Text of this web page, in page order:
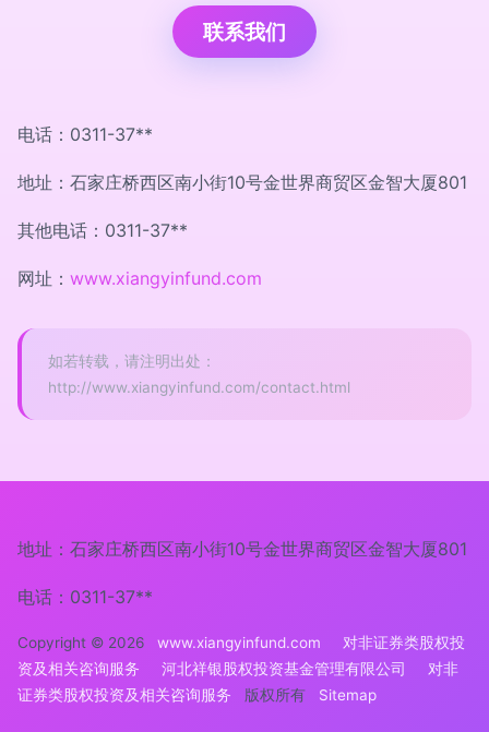
联系我们
电话：0311-37**
地址：石家庄桥西区南小街10号金世界商贸区金智大厦801
其他电话：0311-37**
网址： www.xiangyinfund.com
如若转载，请注明出处：
http://www.xiangyinfund.com/contact.html
地址：石家庄桥西区南小街10号金世界商贸区金智大厦801
电话：0311-37**
Copyright © 2026 www.xiangyinfund.com
对非证券类股权投
资及相关咨询服务
河北祥银股权投资基金管理有限公司
对非
证券类股权投资及相关咨询服务
版权所有 Sitemap